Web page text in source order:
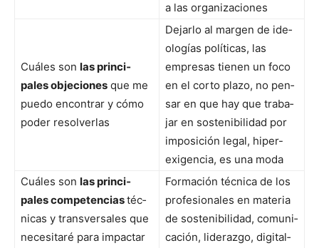
a las orga­ni­za­ciones
Cuáles son las prin­ci­
pales obje­ciones que me
puedo encon­trar y cómo
poder resolver­las
Dejar­lo al mar­gen de ide­
ologías políti­cas, las
empre­sas tienen un foco
en el cor­to pla­zo, no pen­
sar en que hay que tra­ba­
jar en sosteni­bil­i­dad por
imposi­ción legal, hiper-
exi­gen­cia, es una moda
Cuáles son las prin­ci­
pales com­pe­ten­ciastéc­
ni­cas y trans­ver­sales que
nece­si­taré para impactar
For­ma­ción téc­ni­ca de los
pro­fe­sion­ales en mate­ria
de sosteni­bil­i­dad, comu­ni­
cación, lid­er­az­go, dig­i­tal­